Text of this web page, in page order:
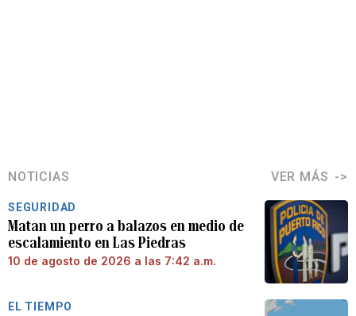
NOTICIAS VER MÁS
SEGURIDAD
Matan un perro a balazos en medio de
escalamiento en Las Piedras
10 de agosto de 2026 a las 7:42 a.m.
EL TIEMPO